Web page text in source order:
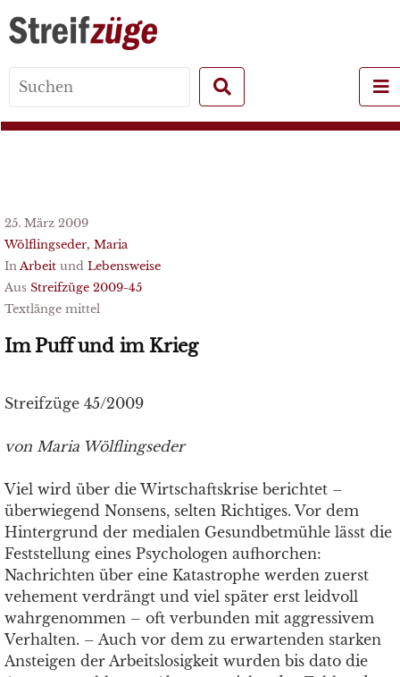
for:
25. März 2009
Wölflingseder, Maria
In Arbeit und Lebensweise
Aus Streifzüge 2009-45
Textlänge mittel
Im Puff und im Krieg
Streifzüge 45/2009
von Maria Wölflingseder
Viel wird über die Wirtschaftskrise berichtet –
überwiegend Nonsens, selten Richtiges. Vor dem
Hintergrund der medialen Gesundbetmühle lässt die
Feststellung eines Psychologen aufhorchen:
Nachrichten über eine Katastrophe werden zuerst
vehement verdrängt und viel später erst leidvoll
wahrgenommen – oft verbunden mit aggressivem
Verhalten. – Auch vor dem zu erwartenden starken
Ansteigen der Arbeitslosigkeit wurden bis dato die